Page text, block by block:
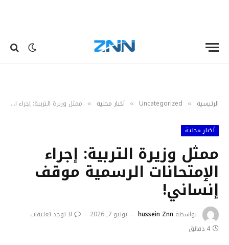
الرئيسية »
Uncategorized
» أخبار محلية » ممثل وزيرة التربية: إجراء الٳمتحانات الرسمية موقف إنساني!
أخبار محلية
ممثل وزيرة التربية: إجراء
الٳمتحانات الرسمية موقف
إنساني!
بواسطة hussein Znn يونيو 7, 2026
لا توجد تعليقات
4 دقائق